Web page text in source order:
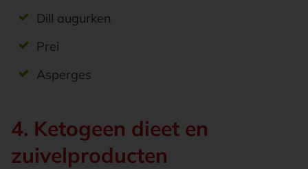
Dill augurken
Prei
Asperges
4. Ketogeen dieet en
zuivelproducten